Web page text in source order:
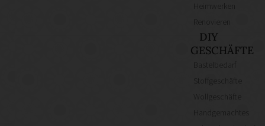
Heimwerken
DIY
GESCHÄFTE
Bastelbedarf
Stoffgeschäfte
Wollgeschäfte
Handgemachtes